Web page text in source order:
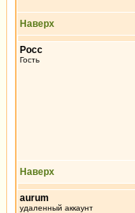
Наверх
Росс
Гость
Наверх
aurum
удаленный аккаунт